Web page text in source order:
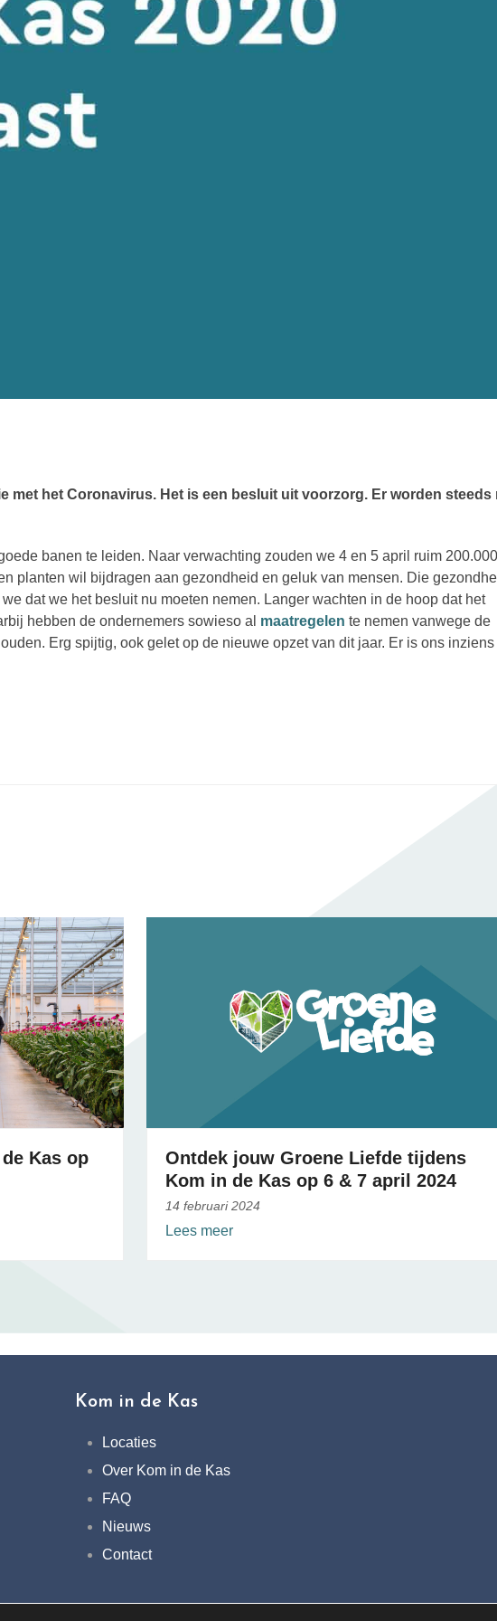
met het Coronavirus. Het is een besluit uit voorzorg. Er worden steeds
banen te leiden. Naar verwachting zouden we 4 en 5 april ruim
planten wil bijdragen aan gezondheid en geluk van mensen. Die
dat we het besluit nu moeten nemen. Langer wachten in de hoop dat het
hebben de ondernemers sowieso al maatregelen te nemen vanwege de
Erg spijtig, ook gelet op de nieuwe opzet van dit jaar. Er is ons inziens
Kas op
Ontdek jouw Groene Liefde tijdens
Kom in de Kas op 6 & 7 april 2024
14 februari 2024
Lees meer
Kom in de Kas
Locaties
Over Kom in de Kas
FAQ
Nieuws
Contact